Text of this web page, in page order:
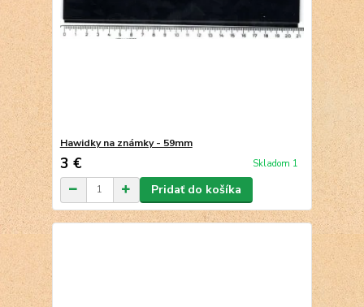
Hawidky na známky - 59mm
3 € Skladom 1
Pridať do košíka